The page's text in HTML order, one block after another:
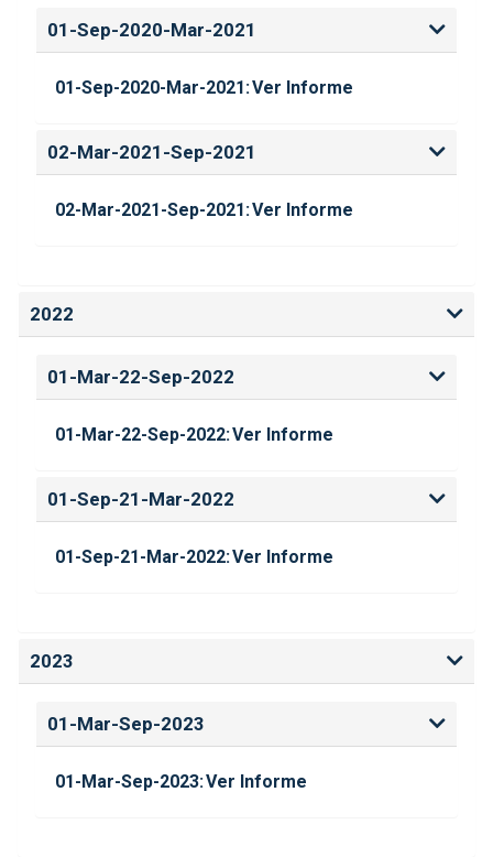
01-Sep-2020-Mar-2021
01-Sep-2020-Mar-2021:Ver Informe
02-Mar-2021-Sep-2021
02-Mar-2021-Sep-2021:Ver Informe
2022
01-Mar-22-Sep-2022
01-Mar-22-Sep-2022:Ver Informe
01-Sep-21-Mar-2022
01-Sep-21-Mar-2022:Ver Informe
2023
01-Mar-Sep-2023
01-Mar-Sep-2023:Ver Informe